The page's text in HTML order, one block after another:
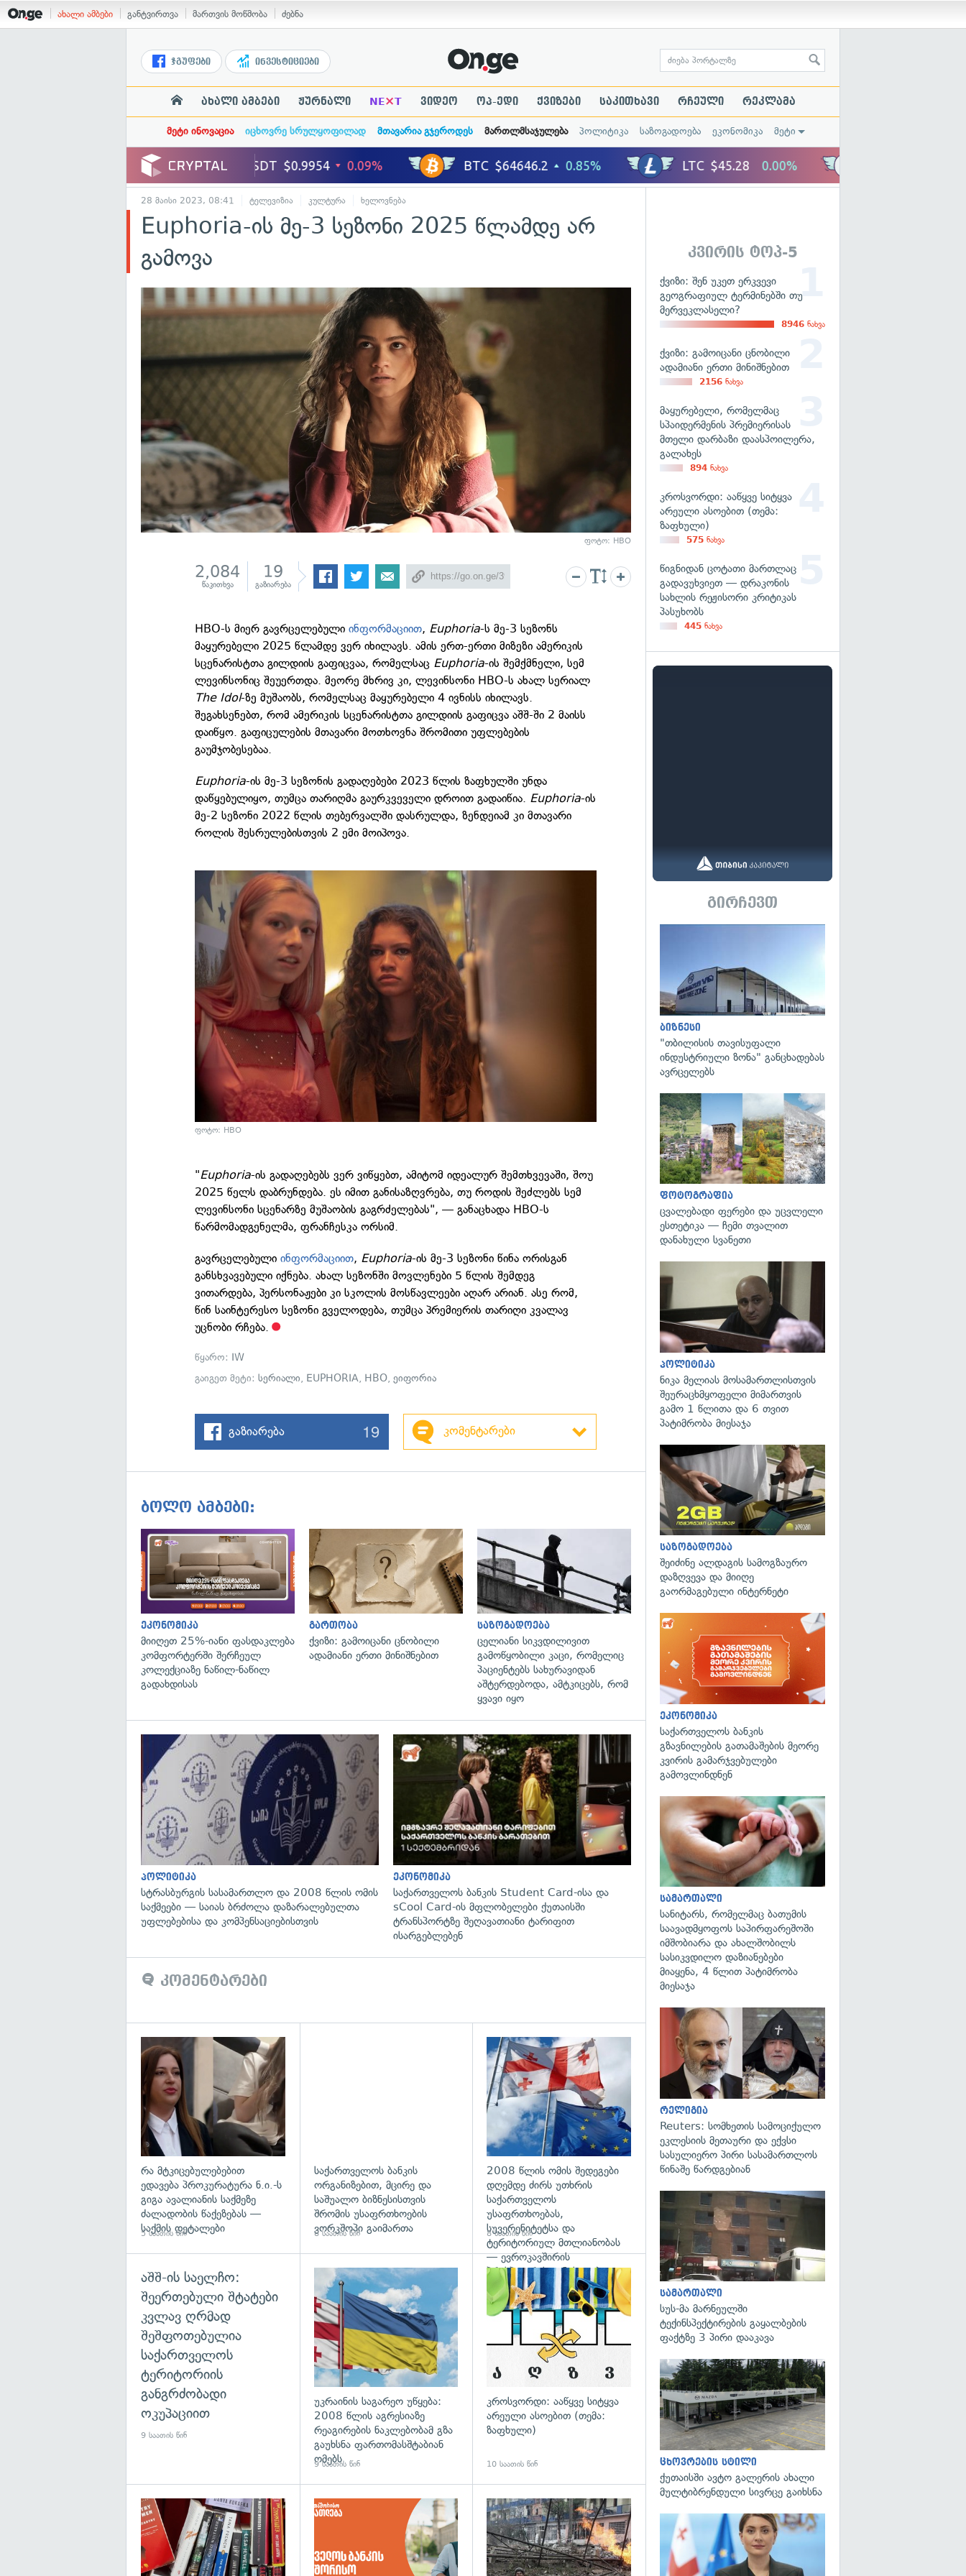
ახალი ამბები განტვირთვა მართვის მოწმობა ძებნა
ჯგუფები ინვესტიციები
ახალი ამბები ჟურნალი NE×T ვიდეო ოპ-ედი ქვიზები საკითხავი რჩეული რეკლამა
მეტი ინოვაცია იცხოვრე სრულყოფილად მთავარია გჯეროდეს მართლმსაჯულება პოლიტიკა საზოგადოება ეკონომიკა მეტი
28 მაისი 2023, 08:41 ტელევიზია კულტურა ხელოვნება
Euphoria-ის მე-3 სეზონი 2025 წლამდე არ
გამოვა
ფოტო: HBO
2,084
წაკითხვა
19
გაზიარება
HBO-ს მიერ გავრცელებულიინფორმაციით, Euphoria-ს მე-3 სეზონს
მაყურებელი 2025 წლამდე ვერ იხილავს. ამის ერთ-ერთი მიზეზი ამერიკის
სცენარისტთა გილდიის გაფიცვაა, რომელსაც Euphoria-ის შემქმნელი, სემ
ლევინსონიც შეუერთდა. მეორე მხრივ კი, ლევინსონი HBO-ს ახალ სერიალ
The Idol-ზე მუშაობს, რომელსაც მაყურებელი 4 ივნისს იხილავს.
შეგახსენებთ, რომ ამერიკის სცენარისტთა გილდიის გაფიცვა აშშ-ში 2 მაისს
დაიწყო. გაფიცულების მთავარი მოთხოვნა შრომითი უფლებების
გაუმჯობესებაა.
Euphoria-ის მე-3 სეზონის გადაღებები 2023 წლის ზაფხულში უნდა
დაწყებულიყო, თუმცა თარიღმა გაურკვეველი დროით გადაიწია. Euphoria-ის
მე-2 სეზონი 2022 წლის თებერვალში დასრულდა, ზენდეიამ კი მთავარი
როლის შესრულებისთვის 2 ემი მოიპოვა.
ფოტო: HBO
"Euphoria-ის გადაღებებს ვერ ვიწყებთ, ამიტომ იდეალურ შემთხვევაში, შოუ
2025 წელს დაბრუნდება. ეს იმით განისაზღვრება, თუ როდის შეძლებს სემ
ლევინსონი სცენარზე მუშაობის გაგრძელებას", — განაცხადა HBO-ს
წარმომადგენელმა, ფრანჩესკა ორსიმ.
გავრცელებულიინფორმაციით, Euphoria-ის მე-3 სეზონი წინა ორისგან
განსხვავებული იქნება. ახალ სეზონში მოვლენები 5 წლის შემდეგ
ვითარდება, პერსონაჟები კი სკოლის მოსწავლეები აღარ არიან. ასე რომ,
წინ საინტერესო სეზონი გველოდება, თუმცა პრემიერის თარიღი კვალავ
უცნობი რჩება.
წყარო: IW
გაიგეთ მეტი:სერიალი, EUPHORIA, HBO,ეიფორია
გაზიარება 19 კომენტარები
ბოლო ამბები:
ეკონომიკა
მიიღეთ 25%-იანი ფასდაკლება
კომფორტერში შერჩეულ
კოლექციაზე ნაწილ-ნაწილ
გადახდისას
გართობა
ქვიზი: გამოიცანი ცნობილი
ადამიანი ერთი მინიშნებით
გადახედვა
საზოგადოება
ცელიანი სიკვდილივით
გამოწყობილი კაცი, რომელიც
პაციენტებს სახურავიდან
აშტერდებოდა, ამტკიცებს, რომ
ყვავი იყო
გადახედვა
პოლიტიკა
სტრასბურგის სასამართლო და 2008 წლის ომის
საქმეები — საიას ბრძოლა დაზარალებულთა
უფლებებისა და კომპენსაციებისთვის
ეკონომიკა
საქართველოს ბანკის Student Card-ისა და
sCool Card-ის მფლობელები ქუთაისში
ტრანსპორტზე შეღავათიანი ტარიფით
ისარგებლებენ
კომენტარები
რა მტკიცებულებებით
ედავება პროკურატურა ნ.ი.-ს
გიგა ავალიანის საქმეზე
ძალადობის წაქეზებას —
საქმის დეტალები
5 საათის წინ
საქართველოს ბანკის
ორგანიზებით, მცირე და
საშუალო ბიზნესისთვის
შრომის უსაფრთხოების
ვორკშოპი გაიმართა
8 საათის წინ
გადახედვა
2008 წლის ომის შედეგები
დღემდე ძირს უთხრის
საქართველოს
უსაფრთხოებას,
სუვერენიტეტსა და
ტერიტორიულ მთლიანობას
— ევროკავშირის
პრესპიკერის განცხადება
8 საათის წინ
აშშ-ის საელჩო:
შეერთებული შტატები
კვლავ ღრმად
შეშფოთებულია
საქართველოს
ტერიტორიის
განგრძობადი
ოკუპაციით
9 საათის წინ
გადახედვა
უკრაინის საგარეო უწყება:
2008 წლის აგრესიაზე
რეაგირების ნაკლებობამ გზა
გაუხსნა ფართომასშტაბიან
ომებს
9 საათის წინ
გადახედვა
კროსვორდი: ააწყვე სიტყვა
არეული ასოებით (თემა:
ზაფხული)
10 საათის წინ
გადახედვა გადახედვა
კვირის ტოპ-5
ქვიზი: შენ უკეთ ერკვევი
გეოგრაფიულ ტერმინებში თუ
მერვეკლასელი?
8946 ნახვა
ქვიზი: გამოიცანი ცნობილი
ადამიანი ერთი მინიშნებით
2156 ნახვა
მაყურებელი, რომელმაც
სპაიდერმენის პრემიერისას
მთელი დარბაზი დაასპოილერა,
გალახეს
894 ნახვა
კროსვორდი: ააწყვე სიტყვა
არეული ასოებით (თემა:
ზაფხული)
575 ნახვა
წიგნიდან ცოტათი მართლაც
გადავუხვიეთ — დრაკონის
სახლის რეჟისორი კრიტიკას
პასუხობს
445 ნახვა
გირჩევთ
ბიზნესი
"თბილისის თავისუფალი
ინდუსტრიული ზონა" განცხადებას
ავრცელებს
ფოტოგრაფია
ცვალებადი ფერები და უცვლელი
ესთეტიკა — ჩემი თვალით
დანახული სვანეთი
პოლიტიკა
ნიკა მელიას მოსამართლისთვის
შეურაცხმყოფელი მიმართვის
გამო 1 წლითა და 6 თვით
პატიმრობა მიესაჯა
საზოგადოება
შეიძინე ალდაგის სამოგზაურო
დაზღვევა და მიიღე
გაორმაგებული ინტერნეტი
ეკონომიკა
საქართველოს ბანკის
გზავნილების გათამაშების მეორე
კვირის გამარჯვებულები
გამოვლინდნენ
სამართალი
სანიტარს, რომელმაც ბათუმის
საავადმყოფოს საპირფარეშოში
იმშობიარა და ახალშობილს
სასიკვდილო დაზიანებები
მიაყენა, 4 წლით პატიმრობა
მიესაჯა
რელიგია
Reuters: სომხეთის სამოციქულო
ეკლესიის მეთაური და ექვსი
სასულიერო პირი სასამართლოს
წინაშე წარდგებიან
სამართალი
სუს-მა მარნეულში
ტექინსპექტირების გაყალბების
ფაქტზე 3 პირი დააკავა
ცხოვრების სტილი
ქუთაისში ავტო გალერის ახალი
მულტიბრენდული სივრცე გაიხსნა